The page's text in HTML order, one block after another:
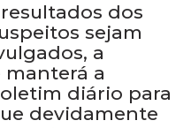
dos
sejam
a
manterá a
diário para
devidamente